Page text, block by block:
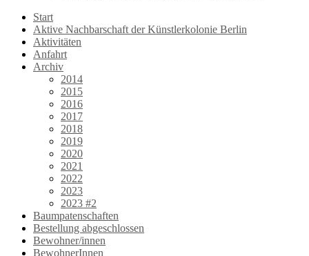
Start
Aktive Nachbarschaft der Künstlerkolonie Berlin
Aktivitäten
Anfahrt
Archiv
2014
2015
2016
2017
2018
2019
2020
2021
2022
2023
2023 #2
Baumpatenschaften
Bestellung abgeschlossen
Bewohner/innen
BewohnerInnen